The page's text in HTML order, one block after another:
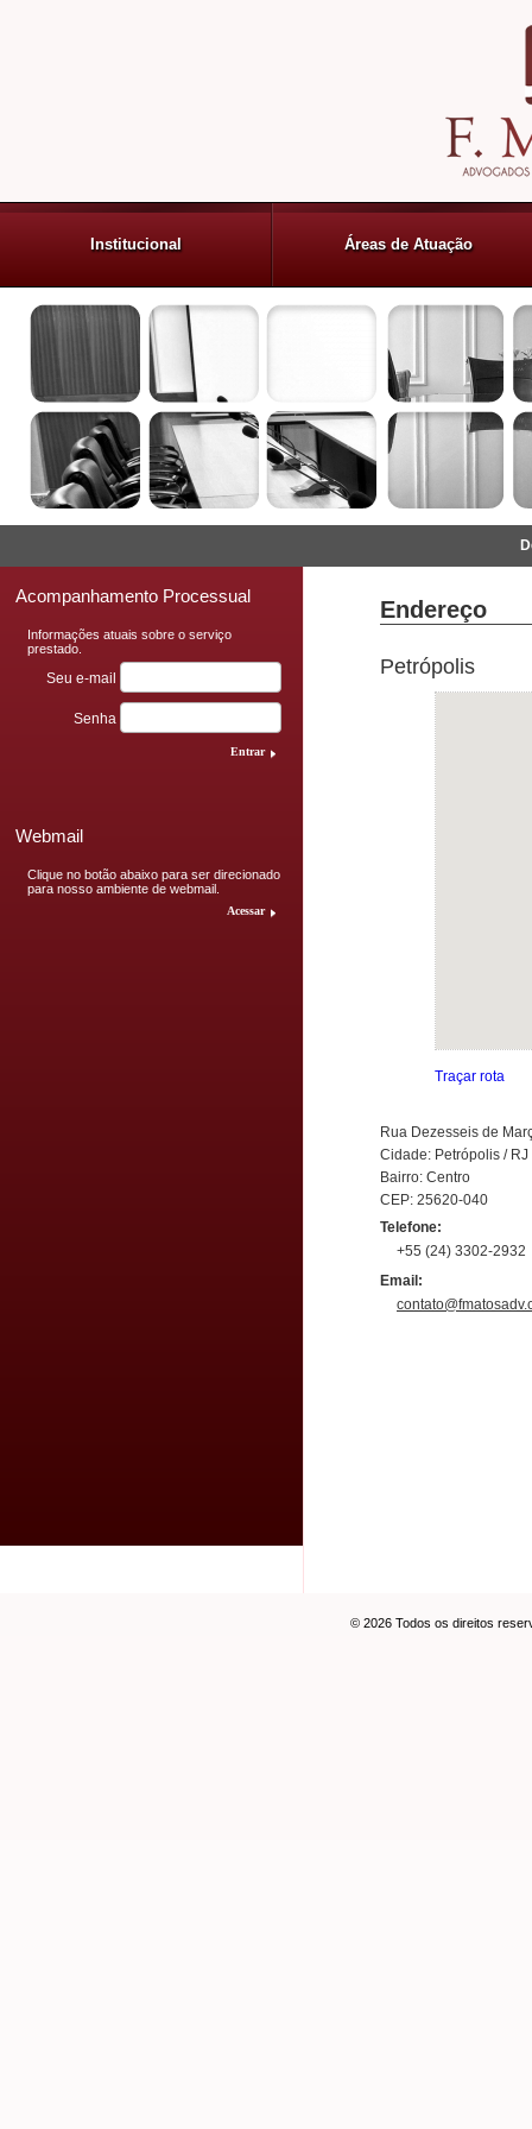
Institucional Áreas de Atuação
Acompanhamento Processual
Informações atuais sobre o serviço
prestado.
Seu e-mail
Senha
Entrar
Webmail
Clique no botão abaixo para ser direcionado
para nosso ambiente de webmail.
Acessar
Endereço
Petrópolis
Traçar rota
Rua Dezesseis de
Cidade: Petrópolis / RJ
Bairro: Centro
CEP: 25620-040
Telefone:
+55 (24) 3302-2932
Email:
© 2026 Todos os direitos